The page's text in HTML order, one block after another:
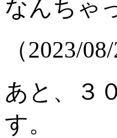
なんち
（2023/
あと、３
す。